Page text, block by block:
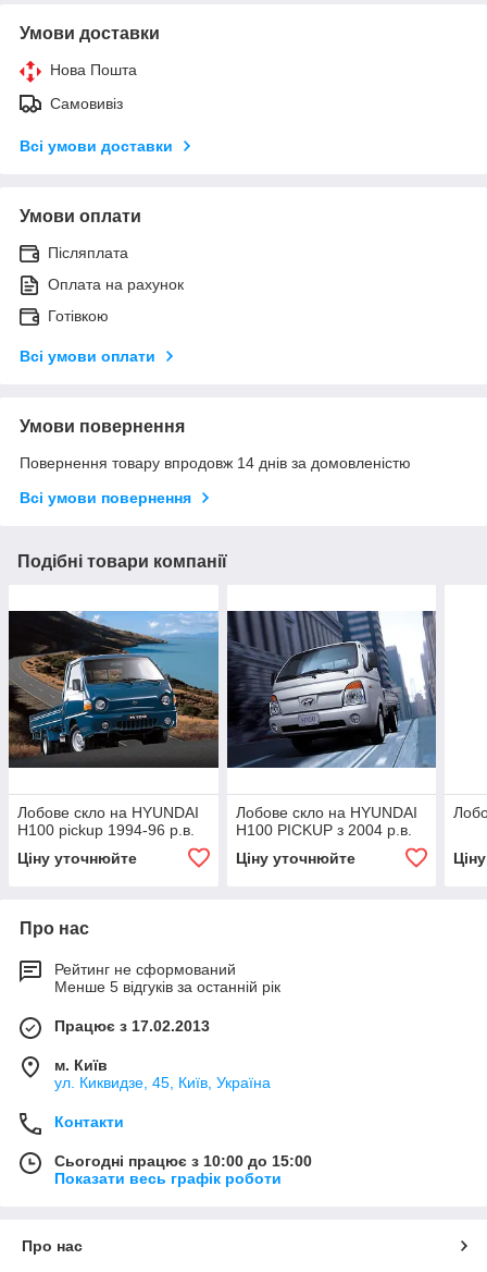
Умови доставки
Нова Пошта
Самовивіз
Всі умови доставки
Умови оплати
Післяплата
Оплата на рахунок
Готівкою
Всі умови оплати
Умови повернення
Повернення товару впродовж 14 днів за домовленістю
Всі умови повернення
Подібні товари компанії
Лобове скло на HYUNDAI
H100 pickup 1994-96 р.в.
Ціну уточнюйте
Лобове скло на HYUNDAI
H100 PICKUP з 2004 р.в.
Ціну уточнюйте
Про нас
Рейтинг не сформований
Менше 5 відгуків за останній рік
Працює з 17.02.2013
м. Київ
ул. Киквидзе, 45, Київ, Україна
Контакти
Сьогодні працює з 10:00 до 15:00
Показати весь графік роботи
Про нас